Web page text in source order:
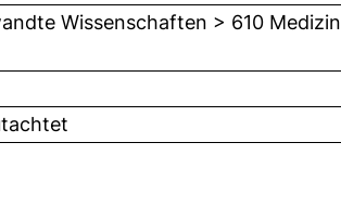
Wissenschaften > 610 Medizin